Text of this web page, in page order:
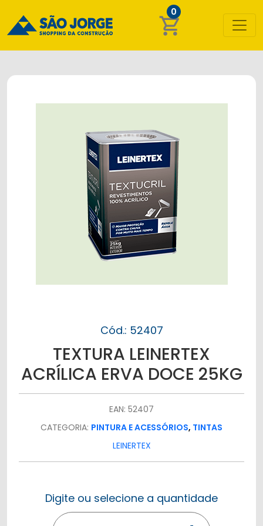
shopping_cart
0
Cód.: 52407
TEXTURA LEINERTEX
ACRÍLICA ERVA DOCE 25KG
EAN: 52407
CATEGORIA: PINTURA E ACESSÓRIOS, TINTAS
LEINERTEX
Digite ou selecione a quantidade